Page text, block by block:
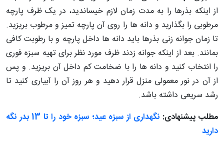
از اینکه بذرها را به مدت زمان لازم خیساندید، در یک ظرف پارچه
مرطوبی را بگذارید و دانه ­ها را روی آن پارچه تمیز و مرطوب بریزید.
تا زمان جوانه زنی بذرها باید دانه ­ها داخل پارچه و با رطوبت کافی
بمانند. بعد از اینکه جوانه زدند ظرف مورد نظر برای تهیه سبزه فوری
را انتخاب کنید و دانه­ ها را با ضخامت کم داخل آن بریزید. و پس
از آن در نور معمولی منزل قرار دهید و هر روز آن را آبیاری کنید تا
رشد سریعی داشته باشد.
مطلب پیشنهادی:
نگهداری از سبزه عید؛ سبزه خود را تا 13 بدر نگه
دارید